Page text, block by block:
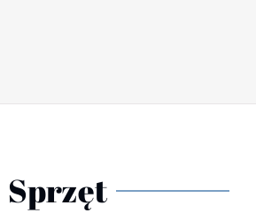
Sprzęt